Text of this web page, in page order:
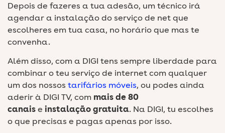
Depois de fazeres a tua adesão, um técnico irá
agendar a instalação do serviço de net que
escolheres em tua casa, no horário que mas te
convenha.
Além disso, com a DIGI tens sempre liberdade para
combinar o teu serviço de internet com qualquer
um dos nossos tarifários móveis, ou podes ainda
aderir à DIGI TV, com mais de 80
canaise instalação gratuita. Na DIGI, tu escolhes
o que precisas e pagas apenas por isso.